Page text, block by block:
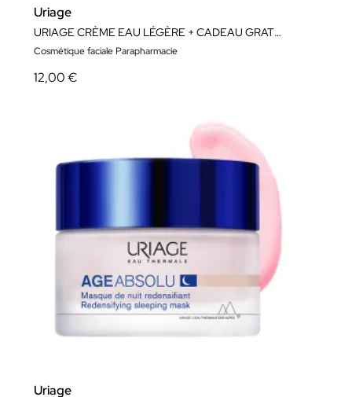
Uriage
URIAGE CRÈME EAU LÉGÈRE + CADEAU GRATUIT
Cosmétique faciale Parapharmacie
12,00 €
Uriage